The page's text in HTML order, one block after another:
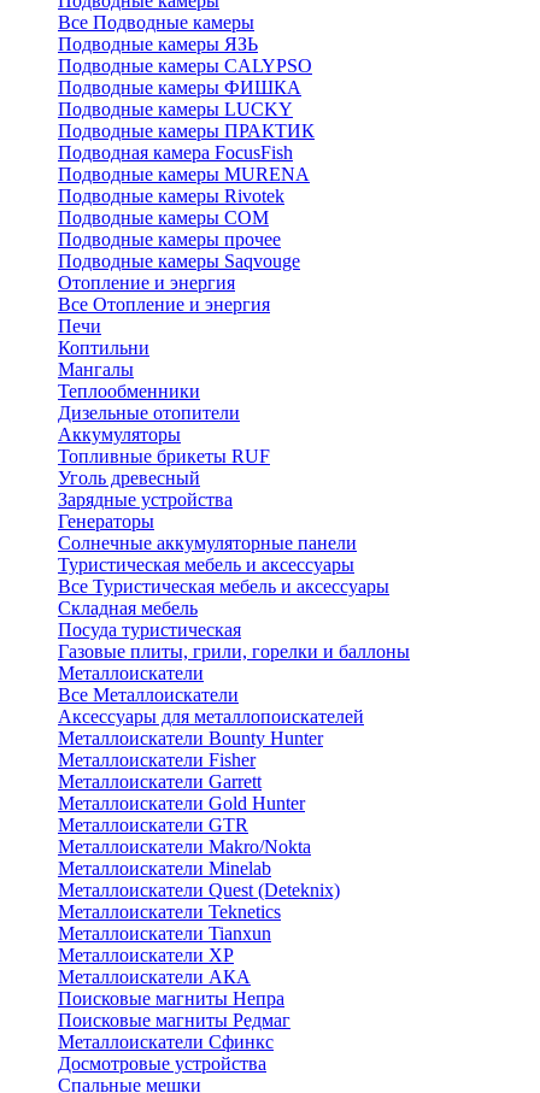
Все Подводные камеры
Подводные камеры ЯЗЬ
Подводные камеры CALYPSO
Подводные камеры ФИШКА
Подводные камеры LUCKY
Подводные камеры ПРАКТИК
Подводная камера FocusFish
Подводные камеры MURENA
Подводные камеры Rivotek
Подводные камеры СОМ
Подводные камеры прочее
Подводные камеры Saqvouge
Отопление и энергия
Все Отопление и энергия
Печи
Коптильни
Мангалы
Теплообменники
Дизельные отопители
Аккумуляторы
Топливные брикеты RUF
Уголь древесный
Зарядные устройства
Генераторы
Солнечные аккумуляторные панели
Туристическая мебель и аксессуары
Все Туристическая мебель и аксессуары
Складная мебель
Посуда туристическая
Газовые плиты, грили, горелки и баллоны
Металлоискатели
Все Металлоискатели
Аксессуары для металлопоискателей
Металлоискатели Bounty Hunter
Металлоискатели Fisher
Металлоискатели Garrett
Металлоискатели Gold Hunter
Металлоискатели GTR
Металлоискатели Makro/Nokta
Металлоискатели Minelab
Металлоискатели Quest (Deteknix)
Металлоискатели Teknetics
Металлоискатели Tianxun
Металлоискатели XP
Металлоискатели АКА
Поисковые магниты Непра
Поисковые магниты Редмаг
Металлоискатели Сфинкс
Досмотровые устройства
Спальные мешки